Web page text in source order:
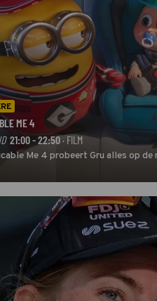
ME 4
21:00 - 22:50· FILM
Me 4 probeert Gru alles op